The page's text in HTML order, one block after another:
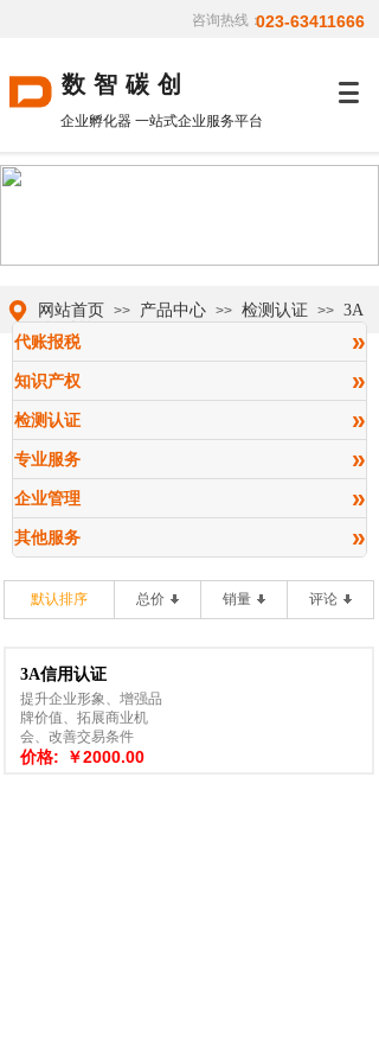
咨询热线：023-63411666
企业孵化器 一站式企业服务平台
数智碳创
网站首页 >> 产品中心 >> 检测认证 >> 3A
信用认证
代账报税 »
知识产权 »
检测认证 »
专业服务 »
企业管理 »
其他服务 »
默认排序 总价 销量 评论
3A信用认证
提升企业形象、增强品
牌价值、拓展商业机
会、改善交易条件
价格: ￥2000.00